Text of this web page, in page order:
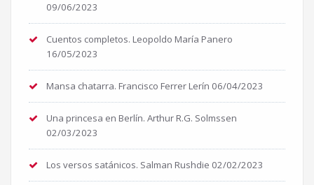
09/06/2023
Cuentos completos. Leopoldo María Panero
16/05/2023
Mansa chatarra. Francisco Ferrer Lerín 06/04/2023
Una princesa en Berlín. Arthur R.G. Solmssen
02/03/2023
Los versos satánicos. Salman Rushdie 02/02/2023